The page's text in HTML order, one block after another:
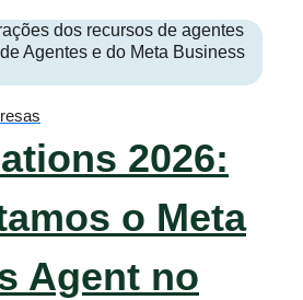
2026:
o Meta
Agent no